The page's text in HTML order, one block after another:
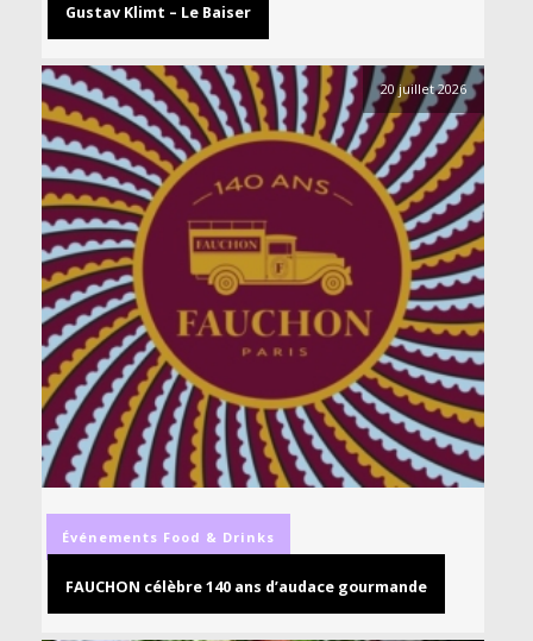
Gustav Klimt – Le Baiser
20 juillet 2026
Événements Food & Drinks
FAUCHON célèbre 140 ans d’audace gourmande